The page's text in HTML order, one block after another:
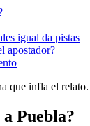
igual da pistas
apostador?
que infla el
Puebla?